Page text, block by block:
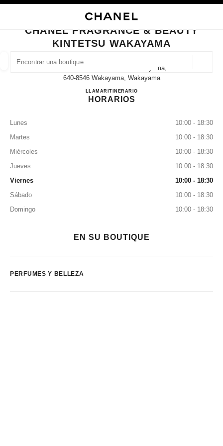
BUSCAR UNA BOUTIQUE
las sugerencias se muestran debajo de esta barra de búsqueda
0 Sugerencias disponibles
CERRAR TARJETA DE BOUTIQUE CHANEL FRAGRANCE & BEAUTY
CHANEL FRAGRANCE & BEAUTY
KINTETSU WAKAYAMA
5-46 Tomodacho Kintetsu Wakayama,
640-8546 Wakayama, Wakayama
LLAMAR073-421-7022
ITINERARIOCHANEL FRAGRANCE &
HORARIOS
Lunes
10:00 - 18:30
Martes
10:00 - 18:30
Miércoles
10:00 - 18:30
Jueves
10:00 - 18:30
Viernes
10:00 - 18:30
Sábado
10:00 - 18:30
Domingo
10:00 - 18:30
EN SU BOUTIQUE
PERFUMES Y BELLEZA
RELOJERÍA Y JOYERÍA